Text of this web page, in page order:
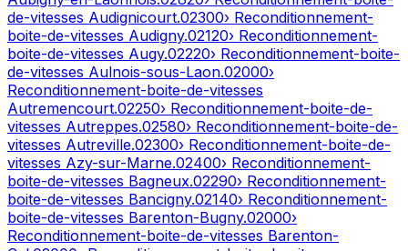
de-vitesses Audignicourt.02300› Reconditionnement-
boite-de-vitesses Audigny.02120› Reconditionnement-
boite-de-vitesses Augy.02220› Reconditionnement-boite-
de-vitesses Aulnois-sous-Laon.02000›
Reconditionnement-boite-de-vitesses
Autremencourt.02250› Reconditionnement-boite-de-
vitesses Autreppes.02580› Reconditionnement-boite-de-
vitesses Autreville.02300› Reconditionnement-boite-de-
vitesses Azy-sur-Marne.02400› Reconditionnement-
boite-de-vitesses Bagneux.02290› Reconditionnement-
boite-de-vitesses Bancigny.02140› Reconditionnement-
boite-de-vitesses Barenton-Bugny.02000›
Reconditionnement-boite-de-vitesses Barenton-